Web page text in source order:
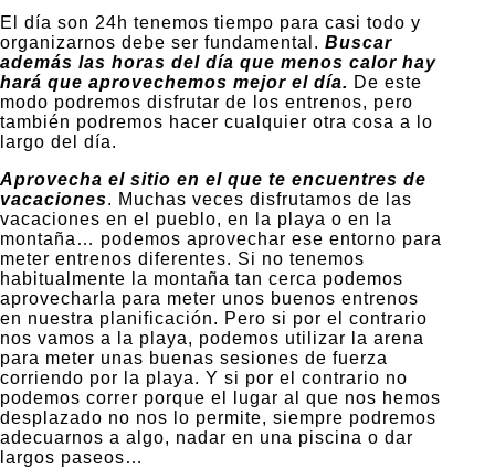
El día son 24h tenemos tiempo para casi todo y
organizarnos debe ser fundamental. Buscar
además las horas del día que menos calor hay
hará que aprovechemos mejor el día. De este
modo podremos disfrutar de los entrenos, pero
también podremos hacer cualquier otra cosa a lo
largo del día.
Aprovecha el sitio en el que te encuentres de
vacaciones. Muchas veces disfrutamos de las
vacaciones en el pueblo, en la playa o en la
montaña… podemos aprovechar ese entorno para
meter entrenos diferentes. Si no tenemos
habitualmente la montaña tan cerca podemos
aprovecharla para meter unos buenos entrenos
en nuestra planificación. Pero si por el contrario
nos vamos a la playa, podemos utilizar la arena
para meter unas buenas sesiones de fuerza
corriendo por la playa. Y si por el contrario no
podemos correr porque el lugar al que nos hemos
desplazado no nos lo permite, siempre podremos
adecuarnos a algo, nadar en una piscina o dar
largos paseos…